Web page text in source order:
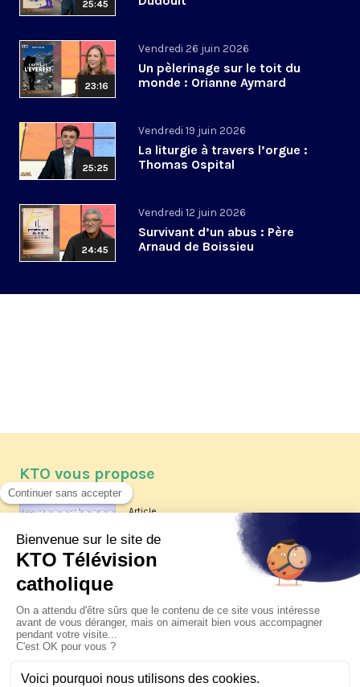
25:45
23:16
Vendredi 26 juin 2026
Un pèlerinage sur le toit du
monde : Orianne Aymard
25:25
Vendredi 19 juin 2026
La liturgie à travers l’orgue :
Thomas Ospital
24:45
Vendredi 12 juin 2026
Survivant d’un abus : Père
Arnaud de Boissieu
KTO vous propose
Article
Les reportages d'été 2026 de KTO
La visite pastorale du pape Léon
XIV à Assise à suivre sur KTO le
jeudi 6 août
Le pape en Uruguay, Argentine et